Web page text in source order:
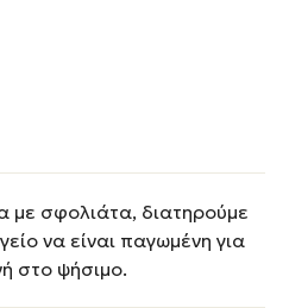
με σφολιάτα, διατηρούμε
να είναι παγωμένη για
στο ψήσιμο.